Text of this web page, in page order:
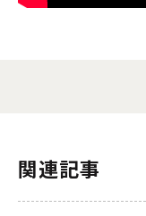
関連記事